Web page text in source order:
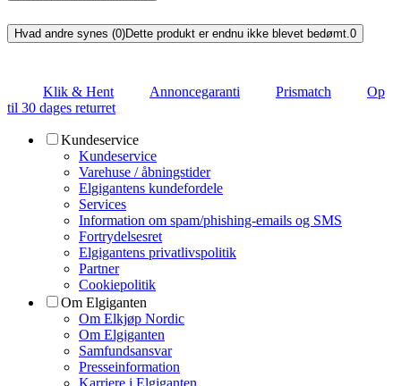
Hvad andre synes (0)Dette produkt er endnu ikke blevet bedømt.0
Klik & Hent Annoncegaranti Prismatch
Op
til 30 dages returret
Kundeservice
Kundeservice
Varehuse / åbningstider
Elgigantens kundefordele
Services
Information om spam/phishing-emails og SMS
Fortrydelsesret
Elgigantens privatlivspolitik
Partner
Cookiepolitik
Om Elgiganten
Om Elkjøp Nordic
Om Elgiganten
Samfundsansvar
Presseinformation